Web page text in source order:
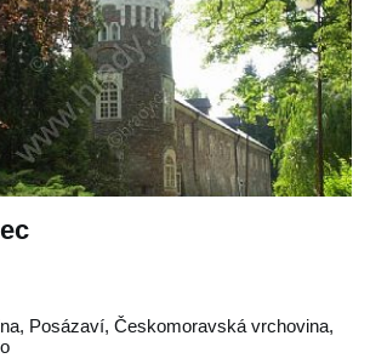
, Posázaví, Českomoravská vrchovina,